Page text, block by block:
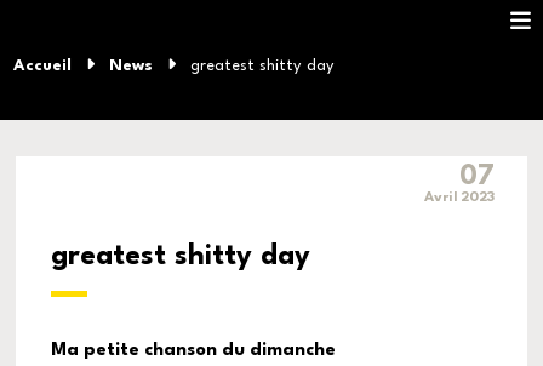
Accueil News greatest shitty day
07
Avril 2023
greatest shitty day
Ma petite chanson du dimanche